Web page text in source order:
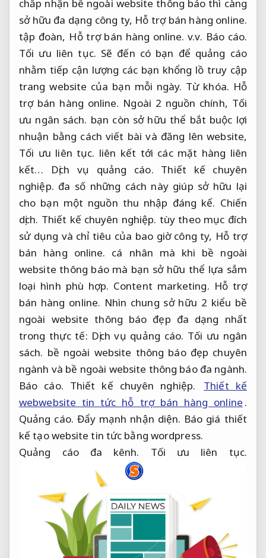
chấp nhận bề ngoài website thông báo thì càng
sở hữu đa dạng công ty, Hỗ trợ bán hàng online.
tập đoàn, Hỗ trợ bán hàng online. v.v. Báo cáo.
Tối ưu liên tục. Sẽ đến có bạn để quảng cáo
nhằm tiếp cận lượng các bạn khổng lồ truy cập
trang website của bạn mỗi ngày. Từ khóa. Hỗ
trợ bán hàng online. Ngoài 2 nguồn chính, Tối
ưu ngân sách. bạn còn sở hữu thể bắt buộc lợi
nhuận bằng cách viết bài và đăng lên website,
Tối ưu liên tục. liên kết tới các mặt hàng liên
kết… Dịch vụ quảng cáo.
Thiết kế chuyên
nghiệp. đa số những cách này giúp sở hữu lại
cho bạn một nguồn thu nhập đáng kể. Chiến
dịch. Thiết kế chuyên nghiệp. tùy theo mục đích
sử dụng và chỉ tiêu của bao giờ công ty, Hỗ trợ
bán hàng online. cá nhân mà khi bề ngoài
website thông báo mà bạn sở hữu thể lựa sắm
loại hình phù hợp. Content marketing. Hỗ trợ
bán hàng online. Nhìn chung sở hữu 2 kiểu bề
ngoài website thông báo đẹp đa dạng nhất
trong thực tế: Dịch vụ quảng cáo. Tối ưu ngân
sách. bề ngoài website thông báo đẹp chuyên
ngành và bề ngoài website thông báo đa ngành.
Báo cáo. Thiết kế chuyên nghiệp.
Thiết kế
webwebsite tin tức hỗ trợ bán hàng online .
Quảng cáo. Đẩy mạnh nhận diện. Báo giá thiết
kế tạo website tin tức bằng wordpress.
Quảng cáo đa kênh.
Tối ưu liên tục.